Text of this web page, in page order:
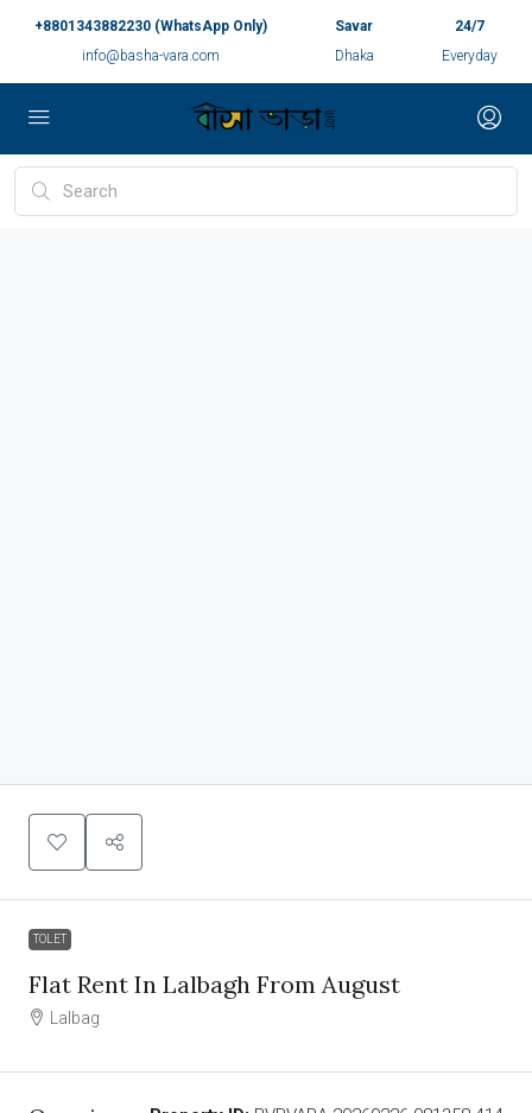
+8801343882230 (WhatsApp Only)
info@basha-vara.com
Savar
Dhaka
24/7
Everyday
TOLET
Flat Rent In Lalbagh From August
Lalbag